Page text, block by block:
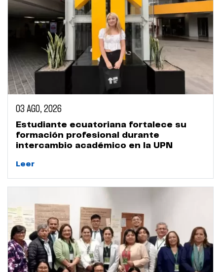
03 AGO, 2026
Estudiante ecuatoriana fortalece su
formación profesional durante
intercambio académico en la UPN
Leer